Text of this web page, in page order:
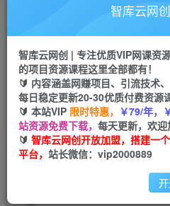
会员专属推广链接
网赚网创 项目
365天稳定跟新
首页 创业课程 会员免费 正文
万能引流变现4.0.只需要
+第四期)
智库云网
智库云网创 | 专注优质VIP网课资
的项目资源课程这里全部都有！
🔰 内容涵盖网赚项目、引流技术
每日稳定更新20-30优质付费资源
🔰 本站VIP 限时特惠， ￥79/年，
站资源免费下载， 每天更新，欢迎
🔰 智库云网创开放加盟，搭建一
平台， 站长微信：vip2000889